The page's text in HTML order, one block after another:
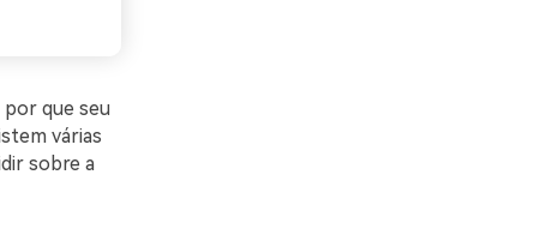
que seu
várias
sobre a